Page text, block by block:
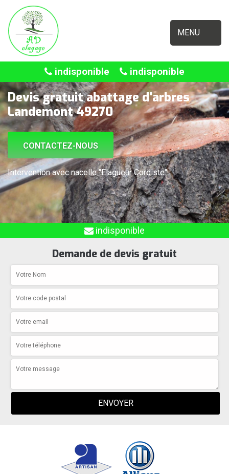
MENU
indisponible indisponible
Devis gratuit abattage d'arbres
Landemont 49270
CONTACTEZ-NOUS
Intervention avec nacelle "Elagueur Cordiste"
indisponible
Demande de devis gratuit